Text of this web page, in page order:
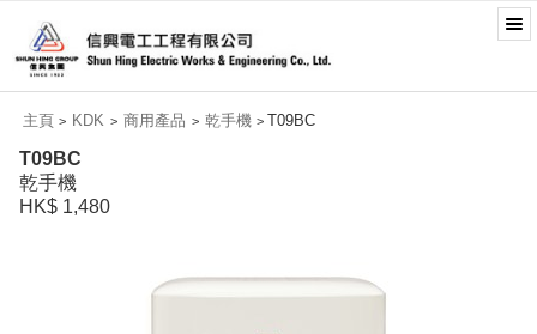
主頁 > KDK > 商用產品 > 乾手機 > T09BC
T09BC
乾手機
HK$ 1,480